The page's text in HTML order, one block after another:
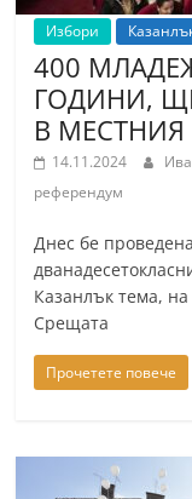
Избори
400
ГОДИНИ,
В
14.11.2024
референдум
Днес бе
Казанлък тема,
Срещата
Прочетете повече